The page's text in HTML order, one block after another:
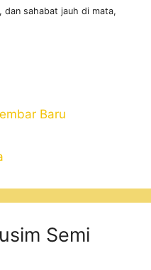
dan sahabat jauh di mata,
Baru
Semi